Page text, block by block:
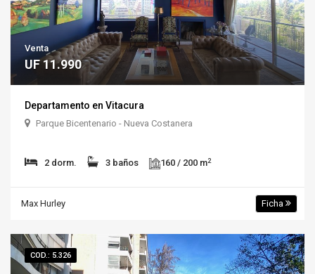
Venta
UF 11.990
Departamento en Vitacura
Parque Bicentenario - Nueva Costanera
2 dorm. 3 baños 160 / 200 m2
Max Hurley Ficha
COD.: 5.326